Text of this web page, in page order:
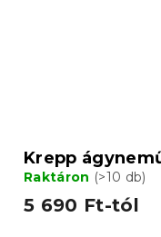
Krepp
Raktáron (>10 db)
5 690 Ft-tól